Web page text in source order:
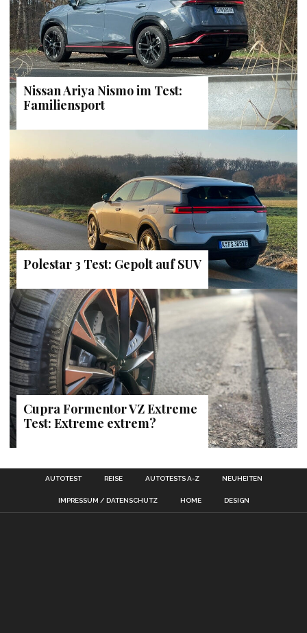
Nissan Ariya Nismo im Test:
Familiensport
Polestar 3 Test: Gepolt auf SUV
Cupra Formentor VZ Extreme
Test: Extreme extrem?
AUTOTEST REISE AUTOTESTS A-Z NEUHEITEN
IMPRESSUM / DATENSCHUTZ HOME DESIGN